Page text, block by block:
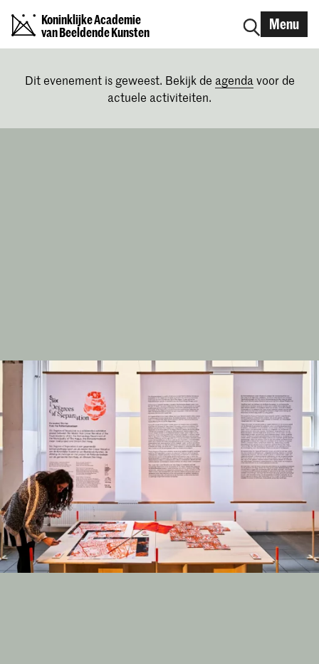
Koninklijke Academie
van Beeldende Kunsten
Menu
Dit evenement is geweest. Bekijk de agenda voor de
actuele activiteiten.